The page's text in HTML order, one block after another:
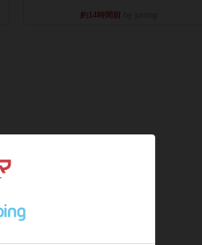
約14時間前